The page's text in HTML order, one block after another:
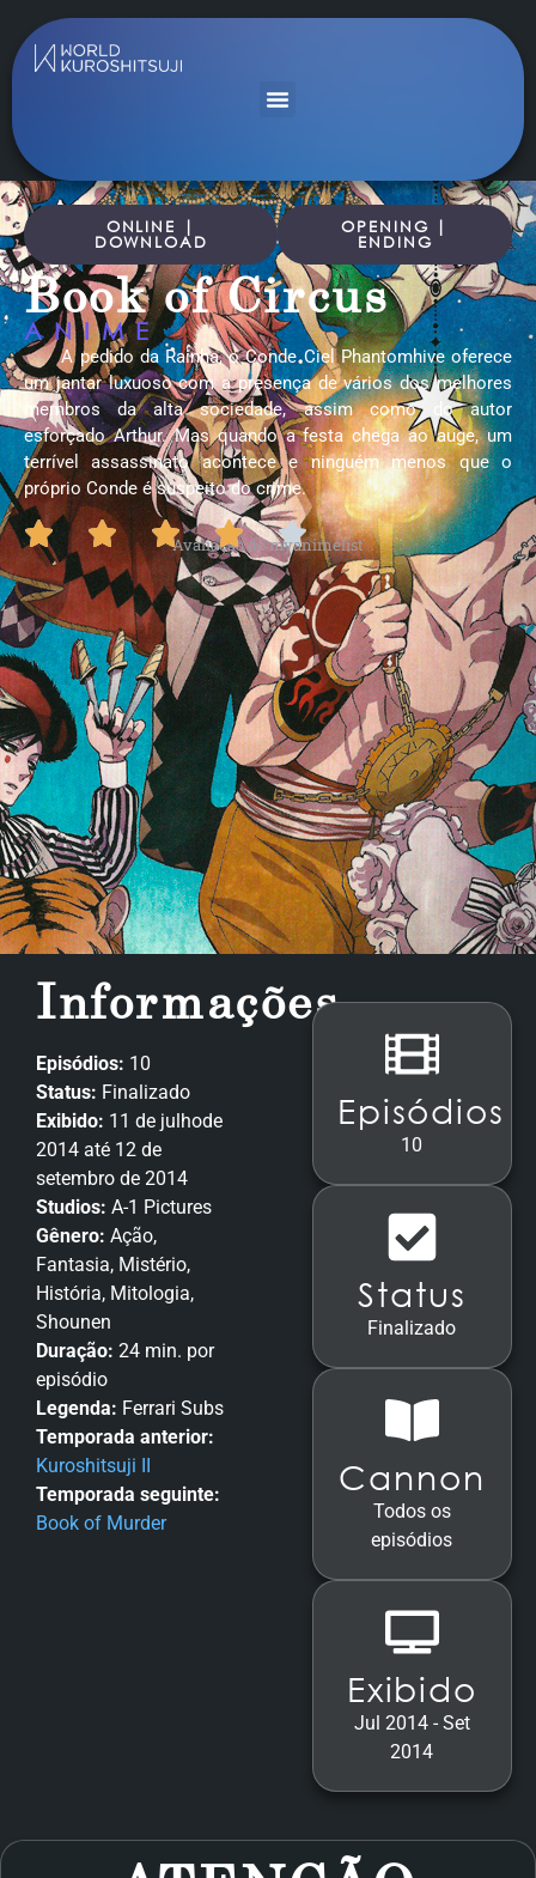
ONLINE |
DOWNLOAD
OPENING |
ENDING
Book of Circus
ANIME
A pedido da Rainha, o Conde Ciel Phantomhive oferece
um jantar luxuoso com a presença de vários dos melhores
membros da alta sociedade, assim como do autor
esforçado Arthur. Mas quando a festa chega ao auge, um
terrível assassinato acontece e ninguém menos que o
próprio Conde é suspeito do crime.
Avaliação do myanimelist
Informações
Episódios: 10
Status: Finalizado
Exibido: 11 de julhode
2014 até 12 de
setembro de 2014
Studios: A-1 Pictures
Gênero: Ação,
Fantasia, Mistério,
História, Mitologia,
Shounen
Duração: 24 min. por
episódio
Legenda: Ferrari Subs
Temporada anterior:
Kuroshitsuji II
Temporada seguinte:
Book of Murder
Episódios
10
Status
Finalizado
Cannon
Todos os
episódios
Exibido
Jul 2014 - Set
2014